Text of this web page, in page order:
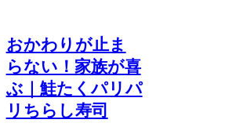
おかわりが止ま
らない！家族が喜
ぶ｜鮭たくパリパ
リちらし寿司